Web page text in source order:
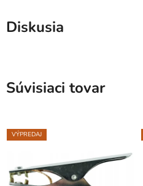
Diskusia
Súvisiaci tovar
VÝPREDAJ